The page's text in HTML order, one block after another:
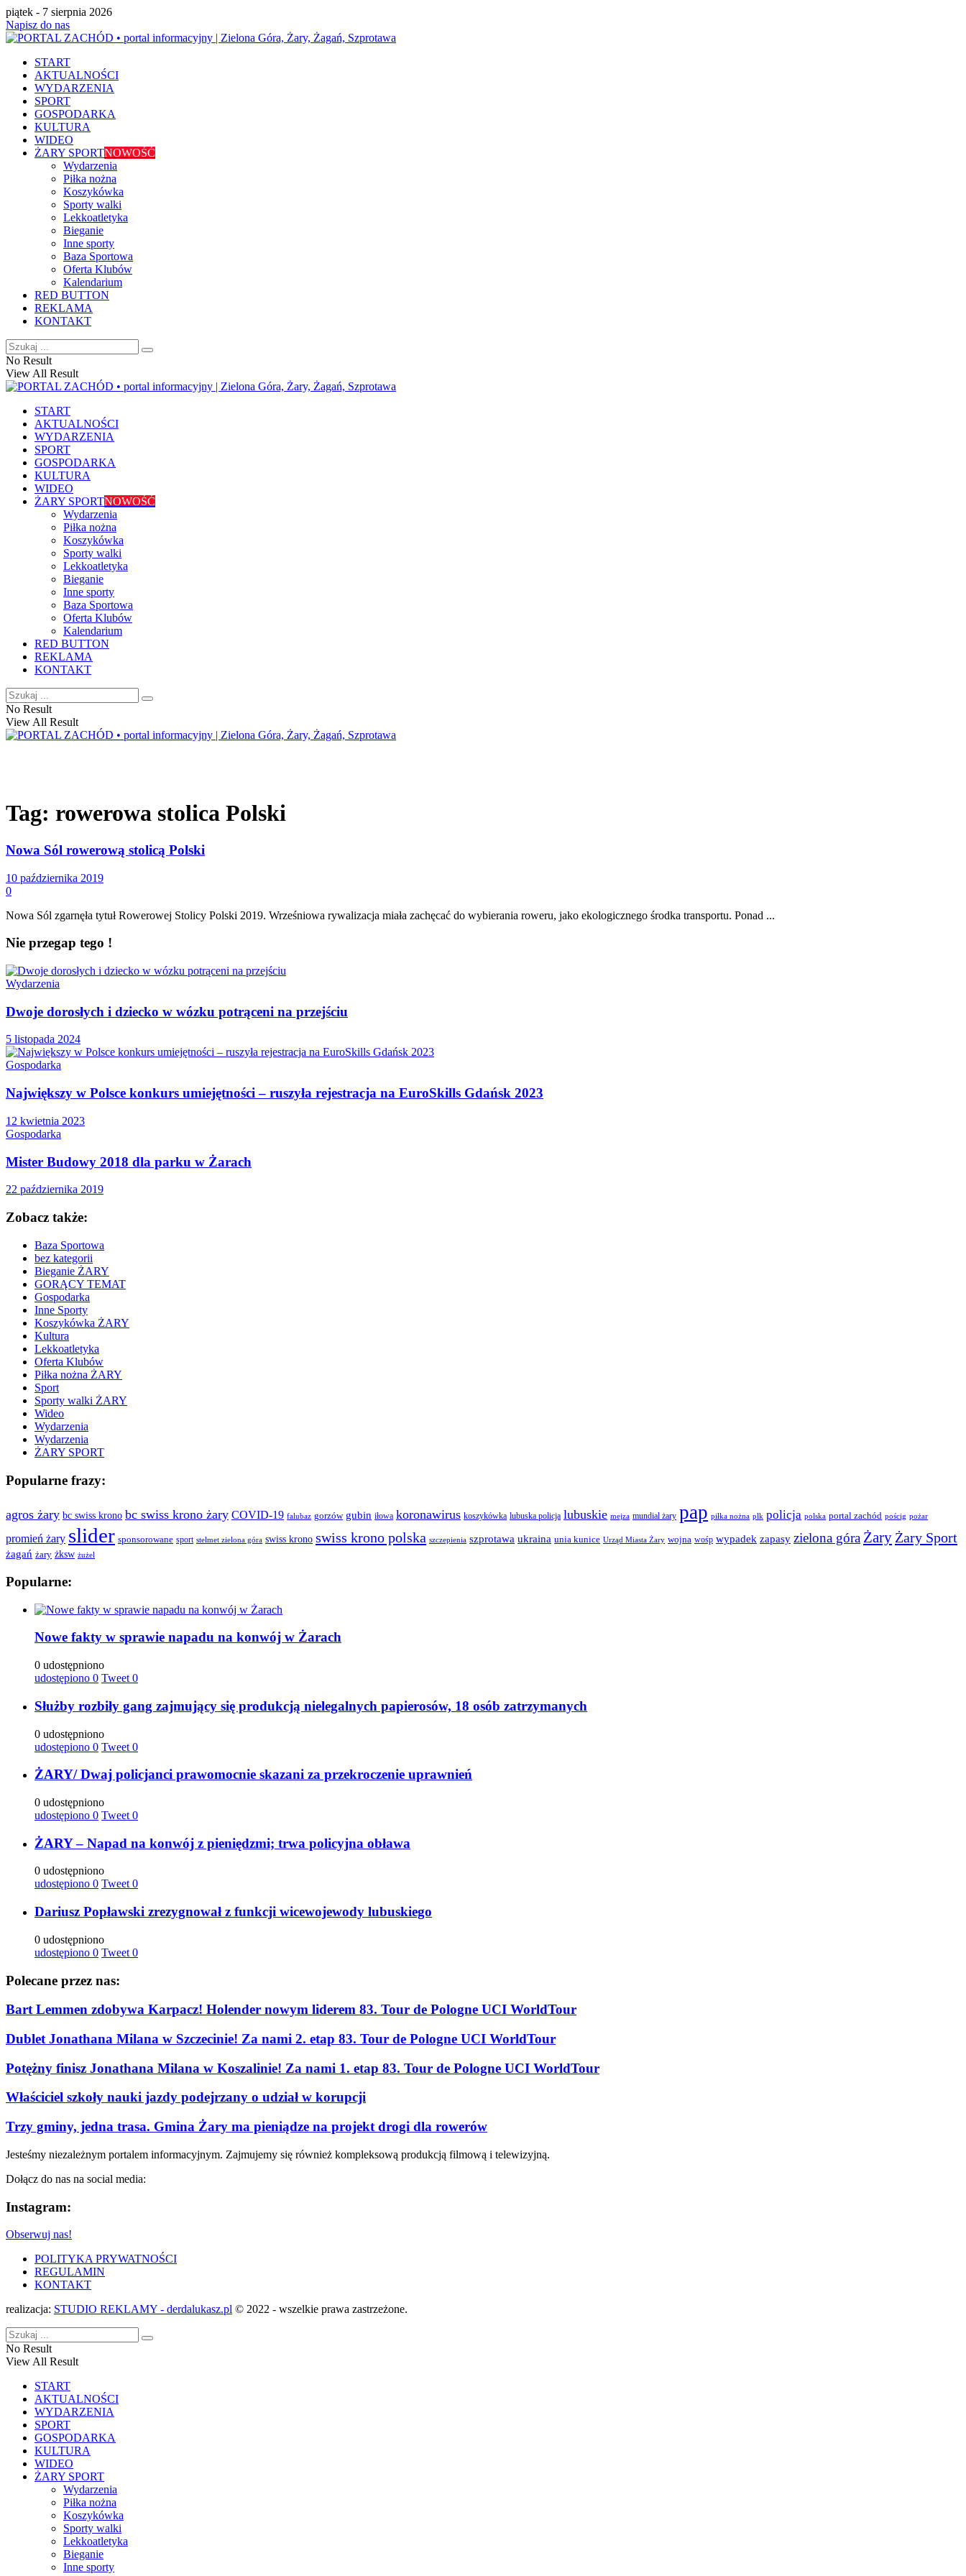
piątek - 7 sierpnia 2026
Napisz do nas
START
AKTUALNOŚCI
WYDARZENIA
SPORT
GOSPODARKA
KULTURA
WIDEO
ŻARY SPORTNOWOŚĆ
Wydarzenia
Piłka nożna
Koszykówka
Sporty walki
Lekkoatletyka
Bieganie
Inne sporty
Baza Sportowa
Oferta Klubów
Kalendarium
RED BUTTON
REKLAMA
KONTAKT
No Result
View All Result
START
AKTUALNOŚCI
WYDARZENIA
SPORT
GOSPODARKA
KULTURA
WIDEO
ŻARY SPORTNOWOŚĆ
Wydarzenia
Piłka nożna
Koszykówka
Sporty walki
Lekkoatletyka
Bieganie
Inne sporty
Baza Sportowa
Oferta Klubów
Kalendarium
RED BUTTON
REKLAMA
KONTAKT
No Result
View All Result
Tag: rowerowa stolica Polski
Nowa Sól rowerową stolicą Polski
10 października 2019
0
Nowa Sól zgarnęła tytuł Rowerowej Stolicy Polski 2019. Wrześniowa rywalizacja miała zachęcać do wybierania roweru, jako ekologicznego środka transportu. Ponad ...
Nie przegap tego !
Wydarzenia
Dwoje dorosłych i dziecko w wózku potrąceni na przejściu
5 listopada 2024
Gospodarka
Największy w Polsce konkurs umiejętności – ruszyła rejestracja na EuroSkills Gdańsk 2023
12 kwietnia 2023
Gospodarka
Mister Budowy 2018 dla parku w Żarach
22 października 2019
Zobacz także:
Baza Sportowa
bez kategorii
Bieganie ŻARY
GORĄCY TEMAT
Gospodarka
Inne Sporty
Koszykówka ŻARY
Kultura
Lekkoatletyka
Oferta Klubów
Piłka nożna ŻARY
Sport
Sporty walki ŻARY
Wideo
Wydarzenia
Wydarzenia
ŻARY SPORT
Popularne frazy:
agros żary bc swiss krono bc swiss krono żary COVID-19 falubaz gorzów gubin iłowa koronawirus koszykówka lubuska policja lubuskie mejza mundial żary pap piłka nożna plk policja polska portal zachód pościg pożar
promień żary slider sponsorowane sport stelmet zielona góra swiss krono swiss krono polska szczepienia szprotawa ukraina unia kunice Urząd Miasta Żary wojna wośp wypadek zapasy zielona góra Żary Żary Sport
żagań żary żksw żużel
Popularne:
Nowe fakty w sprawie napadu na konwój w Żarach
0 udostępniono
udostępiono 0 Tweet 0
Służby rozbiły gang zajmujący się produkcją nielegalnych papierosów, 18 osób zatrzymanych
0 udostępniono
udostępiono 0 Tweet 0
ŻARY/ Dwaj policjanci prawomocnie skazani za przekroczenie uprawnień
0 udostępniono
udostępiono 0 Tweet 0
ŻARY – Napad na konwój z pieniędzmi; trwa policyjna obława
0 udostępniono
udostępiono 0 Tweet 0
Dariusz Popławski zrezygnował z funkcji wicewojewody lubuskiego
0 udostępniono
udostępiono 0 Tweet 0
Polecane przez nas:
Bart Lemmen zdobywa Karpacz! Holender nowym liderem 83. Tour de Pologne UCI WorldTour
Dublet Jonathana Milana w Szczecinie! Za nami 2. etap 83. Tour de Pologne UCI WorldTour
Potężny finisz Jonathana Milana w Koszalinie! Za nami 1. etap 83. Tour de Pologne UCI WorldTour
Właściciel szkoły nauki jazdy podejrzany o udział w korupcji
Trzy gminy, jedna trasa. Gmina Żary ma pieniądze na projekt drogi dla rowerów
Jesteśmy niezależnym portalem informacyjnym. Zajmujemy się również kompleksową produkcją filmową i telewizyjną.
Dołącz do nas na social media:
Instagram:
Obserwuj nas!
POLITYKA PRYWATNOŚCI
REGULAMIN
KONTAKT
realizacja: STUDIO REKLAMY - derdalukasz.pl © 2022 - wszelkie prawa zastrzeżone.
No Result
View All Result
START
AKTUALNOŚCI
WYDARZENIA
SPORT
GOSPODARKA
KULTURA
WIDEO
ŻARY SPORT
Wydarzenia
Piłka nożna
Koszykówka
Sporty walki
Lekkoatletyka
Bieganie
Inne sporty